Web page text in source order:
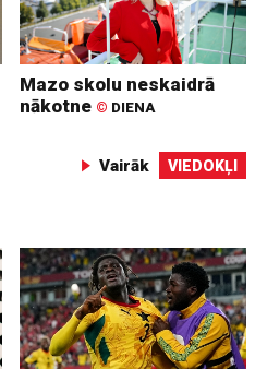
Mazo skolu neskaidrā
nākotne © DIENA
Vairāk VIEDOKĻI